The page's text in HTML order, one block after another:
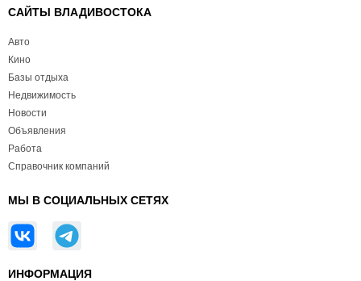
САЙТЫ ВЛАДИВОСТОКА
Авто
Кино
Базы отдыха
Недвижимость
Новости
Объявления
Работа
Справочник компаний
МЫ В СОЦИАЛЬНЫХ СЕТЯХ
ИНФОРМАЦИЯ